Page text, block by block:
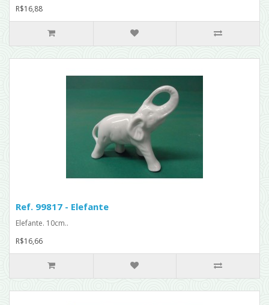
R$16,88
Ref. 99817 - Elefante
Elefante. 10cm..
R$16,66